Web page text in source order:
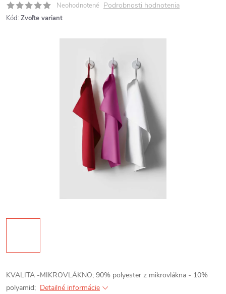
Neohodnotené Podrobnosti hodnotenia
Kód: Zvoľte variant
KVALITA -MIKROVLÁKNO; 90% polyester z mikrovlákna - 10%
polyamid; Detailné informácie